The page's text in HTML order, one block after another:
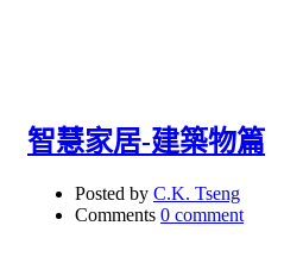
智慧家居-建築物篇
Posted by C.K. Tseng
Comments 0 comment